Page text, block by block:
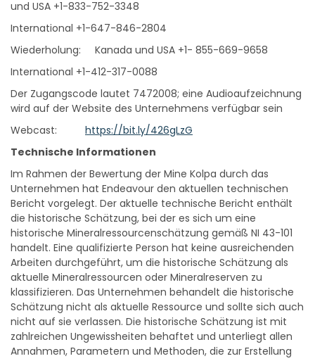
International +1-412-317-0088
wird auf der Website des Unternehmens verfügbar sein
Technische Informationen
Unternehmen hat Endeavour den aktuellen technischen
Bericht vorgelegt. Der aktuelle technische Bericht enthält
die historische Schätzung, bei der es sich um eine
historische Mineralressourcenschätzung gemäß NI 43-101
handelt. Eine qualifizierte Person hat keine ausreichenden
Arbeiten durchgeführt, um die historische Schätzung als
aktuelle Mineralressourcen oder Mineralreserven zu
klassifizieren. Das Unternehmen behandelt die historische
Schätzung nicht als aktuelle Ressource und sollte sich auch
nicht auf sie verlassen. Die historische Schätzung ist mit
zahlreichen Ungewissheiten behaftet und unterliegt allen
Annahmen, Parametern und Methoden, die zur Erstellung
der historischen Schätzung verwendet wurden.